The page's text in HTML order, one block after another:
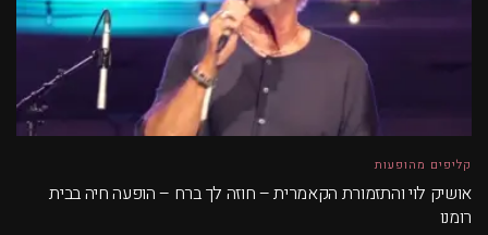
קליפים מהופעות
אושיק לוי והתזמורת הקאמרית – חוזה לך ברח – הופעה חיה בבית
רומנו